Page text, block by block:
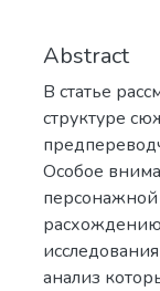
Abstract
В статье
структуре
Особое
анализ